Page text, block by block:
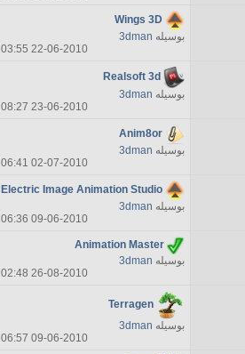
Wings 3D
بوسیله 3dman
22-06-2010
03:55 PM
Realsoft 3d
بوسیله 3dman
23-06-2010
08:27 PM
Anim8or
بوسیله 3dman
02-07-2010
06:41 PM
Electric Image Animation Studio
بوسیله 3dman
09-06-2010
06:36 PM
Animation Master
بوسیله 3dman
26-08-2010
02:48 PM
Terragen
بوسیله 3dman
09-06-2010
06:57 PM